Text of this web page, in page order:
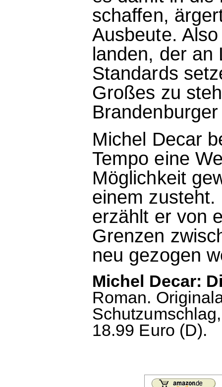
schaffen,
Ausbeute.
landen, der an
Standards
Großes zu
Brandenburger
Michel Decar
Tempo eine
Möglichkeit
einem
erzählt er von
Grenzen
neu gezogen
Michel Decar:
Roman.
18.99 Euro (D).